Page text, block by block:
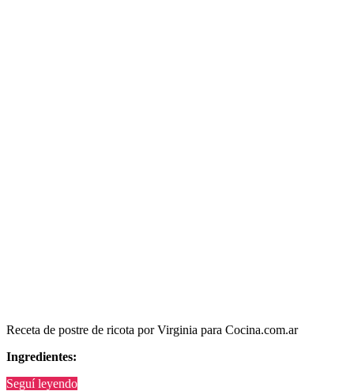
Receta de postre de ricota por Virginia para Cocina.com.ar
Ingredientes:
Seguí leyendo“Postre